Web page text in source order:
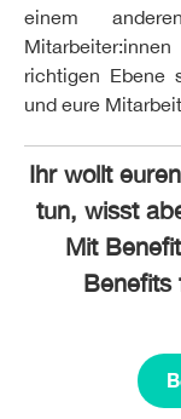
einem
richtigen Ebene
und eure
Ihr wollt
tun, wisst
Mit
Benefits